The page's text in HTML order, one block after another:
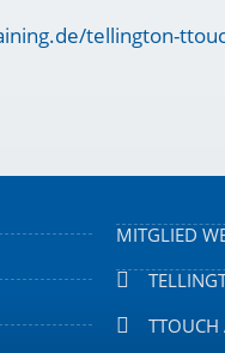
tellington-
MITGLIED
TTOUCH